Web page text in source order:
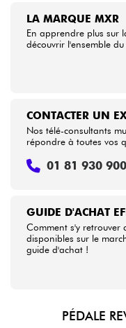
Packs
LA MARQUE MXR
En apprendre plus sur
découvrir l'ensemble
GUIDE D'ACHAT
Comment s'y retrouver
disponibles sur le
guide d'achat !
CONTACTER UN
Nos télé-consultants
répondre à toutes vos
01 81 930 900
PÉDALE